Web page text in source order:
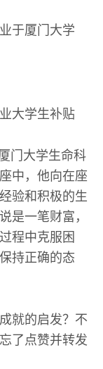
门大学生命科
中，他向在座
验和积极的生
是一笔财富，
程中克服困
持正确的态
就的启发？不
了点赞并转发